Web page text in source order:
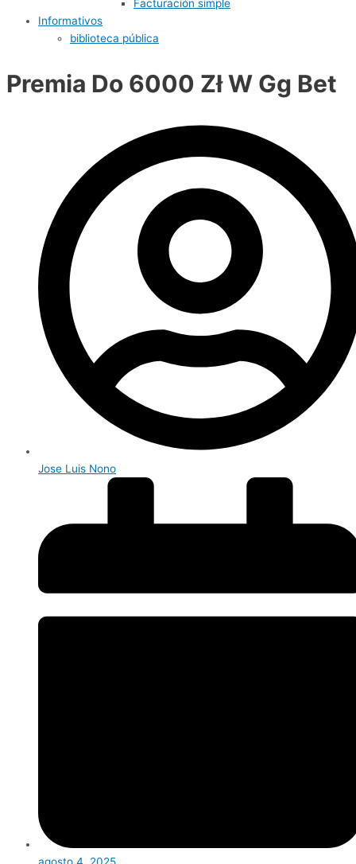
Facturación simple
Informativos
biblioteca pública
Premia Do 6000 Zł W Gg Bet
Jose Luis Nono